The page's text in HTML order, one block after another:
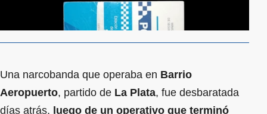
Una narcobanda que operaba en Barrio
Aeropuerto, partido de La Plata, fue desbaratada
días atrás, luego de un operativo que terminó